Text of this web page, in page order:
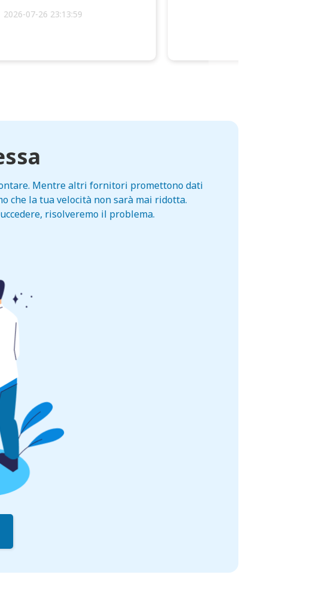
2026-07-26 23:13:59
Mentre altri fornitori promettono dati
la tua velocità non sarà mai ridotta.
risolveremo il problema.